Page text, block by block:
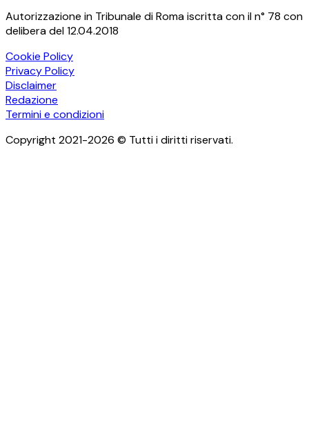
Autorizzazione in Tribunale di Roma iscritta con il n° 78 con
delibera del 12.04.2018
Cookie Policy
Privacy Policy
Disclaimer
Redazione
Termini e condizioni
Copyright 2021-2026 © Tutti i diritti riservati.